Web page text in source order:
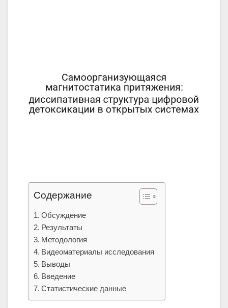
Содержание
Обсуждение
Результаты
Методология
Видеоматериалы исследования
Выводы
Введение
Статистические данные